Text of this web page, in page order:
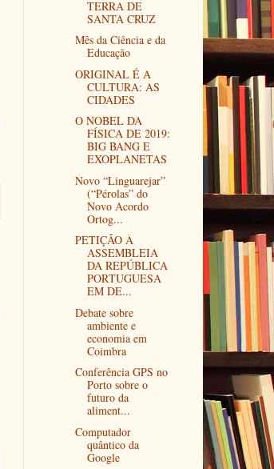
TERRA DE
SANTA CRUZ
Mês da Ciência e da
Educação
ORIGINAL É A
CULTURA: AS
CIDADES
O NOBEL DA
FÍSICA DE 2019:
BIG BANG E
EXOPLANETAS
Novo “Linguarejar”
(“Pérolas” do
Novo Acordo
Ortog...
PETIÇÃO À
ASSEMBLEIA
DA REPÚBLICA
PORTUGUESA
EM DE...
Debate sobre
ambiente e
economia em
Coimbra
Conferência GPS no
Porto sobre o
futuro da
aliment...
Computador
quântico da
Google